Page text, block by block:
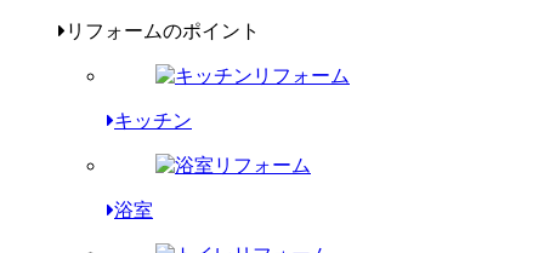
リフォームのポイント
キッチン
浴室